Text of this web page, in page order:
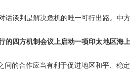
谈判是解决危机的唯一可行出路。中
四方机制会议上启动一项印太地区海
间的合作应当有利于促进地区和平、稳